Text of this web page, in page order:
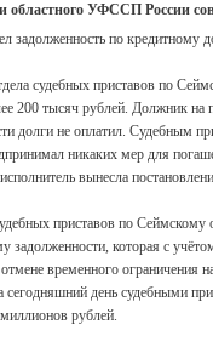
областного УФССП России
задолженность по
судебных приставов по
200 тысяч рублей. Должник на
долги не оплатил. Судебным
никаких мер для
вынесла
приставов по Сеймскому
которая с
временного ограничения
день судебными
рублей.